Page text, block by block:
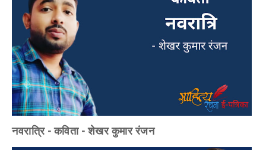
नवरात्रि - कविता - शेखर कुमार रंजन